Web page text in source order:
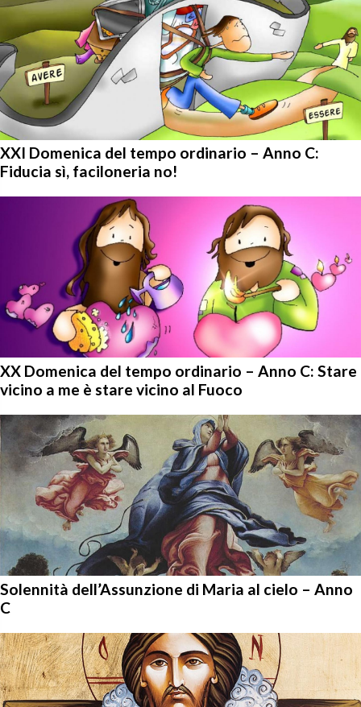
XXI Domenica del tempo ordinario – Anno C:
Fiducia sì, faciloneria no!
XX Domenica del tempo ordinario – Anno C: Stare
vicino a me è stare vicino al Fuoco
Solennità dell’Assunzione di Maria al cielo – Anno
C